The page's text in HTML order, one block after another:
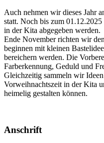
Auch nehmen wir dieses Jahr
statt. Noch bis zum
in der Kita abgegeben werden.
Ende November richten wir
beginnen mit kleinen
bereichern werden. Die
Farberkennung, Geduld und
Gleichzeitig sammeln wir
Vorweihnachtszeit in der Kita
heimelig gestalten können.
Anschrift